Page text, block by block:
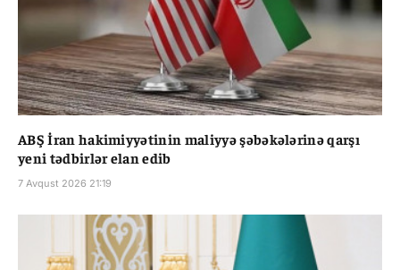
ABŞ İran hakimiyyətinin maliyyə şəbəkələrinə qarşı
yeni tədbirlər elan edib
7 Avqust 2026 21:19